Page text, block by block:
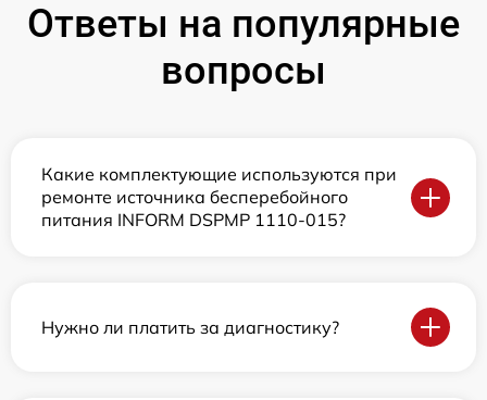
Ответы на популярные
вопросы
Какие комплектующие используются при
ремонте источника бесперебойного
питания INFORM DSPMP 1110-015?
Нужно ли платить за диагностику?